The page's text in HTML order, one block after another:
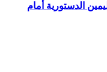
الدستورية أمام